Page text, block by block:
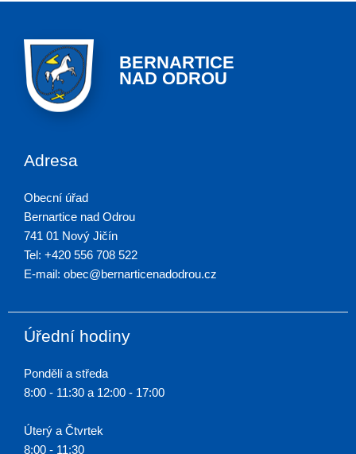
BERNARTICE
NAD ODROU
Adresa
Obecní úřad
Bernartice nad Odrou
741 01 Nový Jičín
Tel: +420 556 708 522
E-mail: obec@bernarticenadodrou.cz
Úřední hodiny
Pondělí a středa
8:00 - 11:30 a 12:00 - 17:00
Úterý a Čtvrtek
8:00 - 11:30